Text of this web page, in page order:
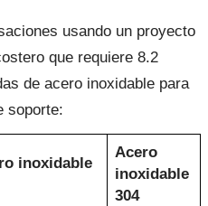
usando un proyecto
que requiere 8.2
de acero inoxidable para
soporte:
inoxidable
Acero
inoxidable
304